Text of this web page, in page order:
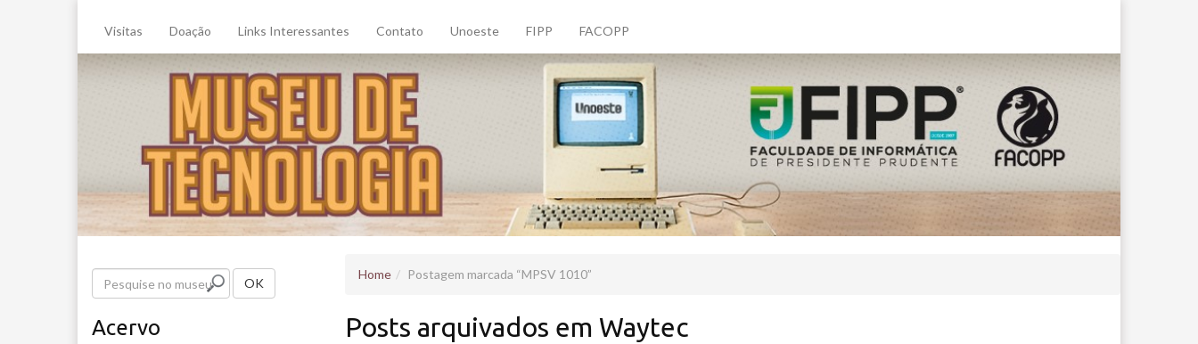
Visitas Doação Links Interessantes Contato Unoeste FIPP FACOPP
Home Postagem marcada MPSV 1010
Posts arquivados em Waytec
s
OK
Acervo